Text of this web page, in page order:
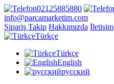
02125885880
info@parcamarketim.com
Sipariş Takip Hakkımızda İletişim
Türkçe
Türkçe
English
русский